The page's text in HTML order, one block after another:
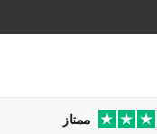
ممتاز